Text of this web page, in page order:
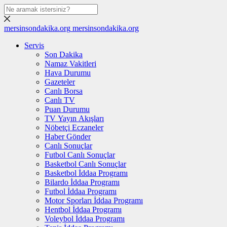
mersinsondakika.org mersinsondakika.org
Servis
Son Dakika
Namaz Vakitleri
Hava Durumu
Gazeteler
Canlı Borsa
Canlı TV
Puan Durumu
TV Yayın Akışları
Nöbetçi Eczaneler
Haber Gönder
Canlı Sonuçlar
Futbol Canlı Sonuçlar
Basketbol Canlı Sonuçlar
Basketbol İddaa Programı
Bilardo İddaa Programı
Futbol İddaa Programı
Motor Sporları İddaa Programı
Hentbol İddaa Programı
Voleybol İddaa Programı